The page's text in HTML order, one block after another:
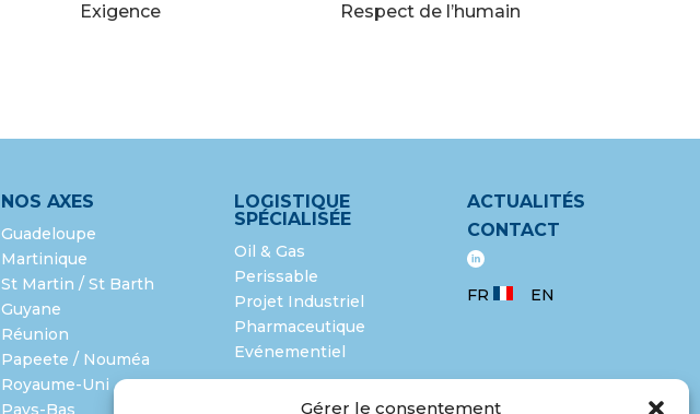
Gérer le consentement
Exigence Respect de l’humain
NOS AXES
Guadeloupe
Martinique
St Martin / St Barth
Guyane
Réunion
Papeete / Nouméa
Royaume-Uni
Pays-Bas
LOGISTIQUE
SPÉCIALISÉE
Oil & Gas
Perissable
Projet Industriel
Pharmaceutique
Evénementiel
ACTUALITÉS
CONTACT
FR EN